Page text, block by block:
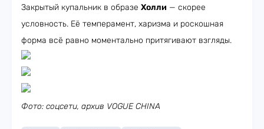
Закрытый купальник в образе Холли — скорее
условность. Её темперамент, харизма и роскошная
форма всё равно моментально притягивают взгляды.
Фото: соцсети, архив VOGUE CHINA